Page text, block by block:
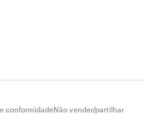
conformidadeNão vender/partilhar